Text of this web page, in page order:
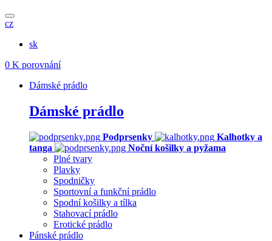
cz
sk
0 K porovnání
Dámské prádlo
Dámské prádlo
Podprsenky
Kalhotky a
tanga
Noční košilky a pyžama
Plné tvary
Plavky
Spodničky
Sportovní a funkční prádlo
Spodní košilky a tílka
Stahovací prádlo
Erotické prádlo
Pánské prádlo